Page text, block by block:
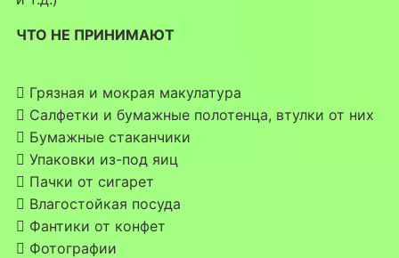
ЧТО НЕ ПРИНИМАЮТ
 Грязная и мокрая макулатура
 Салфетки и бумажные полотенца, втулки от них
 Бумажные стаканчики
 Упаковки из-под яиц
 Пачки от сигарет
 Влагостойкая посуда
 Фантики от конфет
 Фотографии